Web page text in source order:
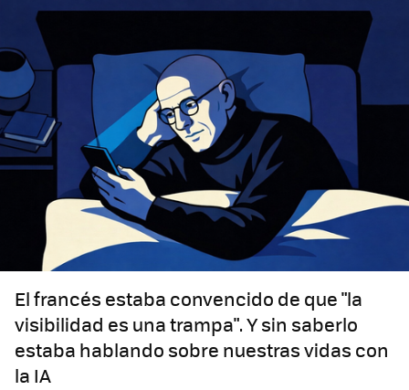
El francés estaba convencido de que "la
visibilidad es una trampa". Y sin saberlo
estaba hablando sobre nuestras vidas con
la IA